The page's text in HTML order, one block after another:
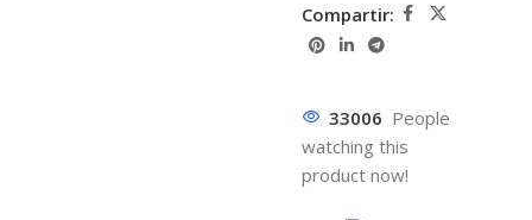
Compartir:
33006 People
watching this
product now!